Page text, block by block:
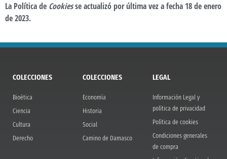
La Política de Cookiesse actualizó por última vez a fecha 18 de enero
de 2023.
COLECCIONES
Bioética
Ciencia
Cultura
Derecho
COLECCIONES
Economía
Historia
Social
Camino de Damasco
LEGAL
Información Legal y
política de privacidad
Política de cookies
Condiciones generales
de compra